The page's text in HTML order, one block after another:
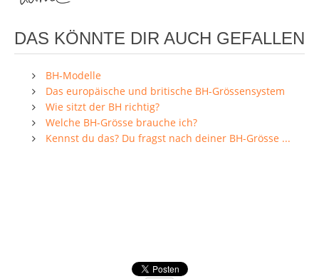
DAS KÖNNTE DIR AUCH GEFALLEN
BH-Modelle
Das europäische und britische BH-Grössensystem
Wie sitzt der BH richtig?
Welche BH-Grösse brauche ich?
Kennst du das? Du fragst nach deiner BH-Grösse ...